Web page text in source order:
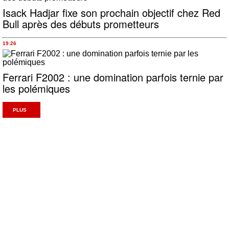
Isack Hadjar fixe son prochain objectif chez Red
Bull après des débuts prometteurs
19:26
Ferrari F2002 : une domination parfois ternie par
les polémiques
PLUS